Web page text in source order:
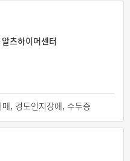
츠하이머센터
, 경도인지장애, 수두증